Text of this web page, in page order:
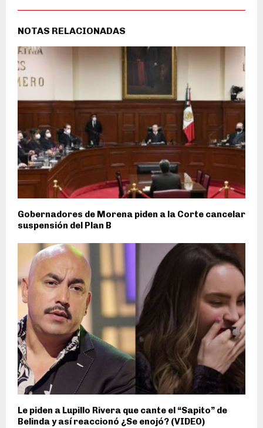
NOTAS RELACIONADAS
Gobernadores de Morena piden a la Corte cancelar
suspensión del Plan B
Le piden a Lupillo Rivera que cante el “Sapito” de
Belinda y así reaccionó ¿Se enojó? (VIDEO)